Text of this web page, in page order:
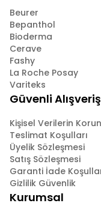
Beurer
Bepanthol
Bioderma
Cerave
Fashy
La Roche Posay
Variteks
Güvenli Alışveriş
Kişisel Verilerin
Teslimat Koşulları
Üyelik Sözleşmesi
Satış Sözleşmesi
Garanti İade
Gizlilik Güvenlik
Kurumsal